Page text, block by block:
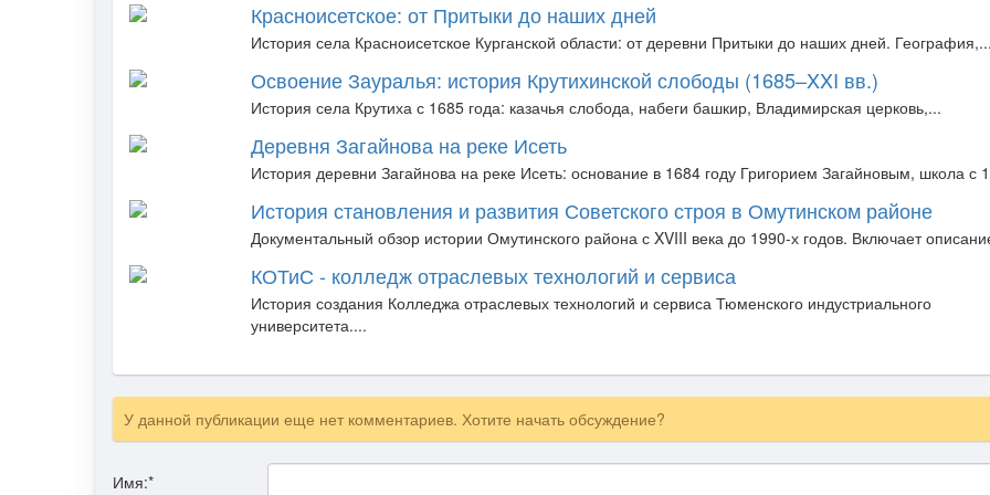
Красноисетское: от Притыки до наших дней
История села Красноисетское Курганской области: от деревни Притыки до наших дней. География,...
Освоение Зауралья: история Крутихинской слободы (1685–XXI вв.)
История села Крутиха с 1685 года: казачья слобода, набеги башкир, Владимирская церковь,...
Деревня Загайнова на реке Исеть
История деревни Загайнова на реке Исеть: основание в 1684 году Григорием Загайновым, школа с
История становления и развития Советского строя в Омутинском районе
Документальный обзор истории Омутинского района с XVIII века до 1990-х годов. Включает
КОТиС - колледж отраслевых технологий и сервиса
История создания Колледжа отраслевых технологий и сервиса Тюменского индустриального
университета....
У данной публикации еще нет комментариев. Хотите начать обсуждение?
Имя:*